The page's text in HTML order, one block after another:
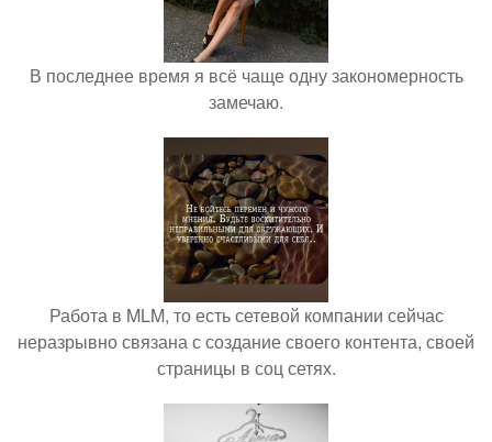
В последнее время я всё чаще одну закономерность
замечаю.
Работа в MLM, то есть сетевой компании сейчас
неразрывно связана с создание своего контента, своей
страницы в соц сетях.